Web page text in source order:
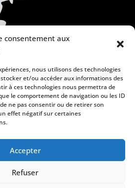
consentement aux
nous utilisons des technologies
et/ou accéder aux informations des
à ces technologies nous permettra de
le comportement de navigation ou les ID
ne pas consentir ou de retirer son
effet négatif sur certaines
Accepter
Refuser